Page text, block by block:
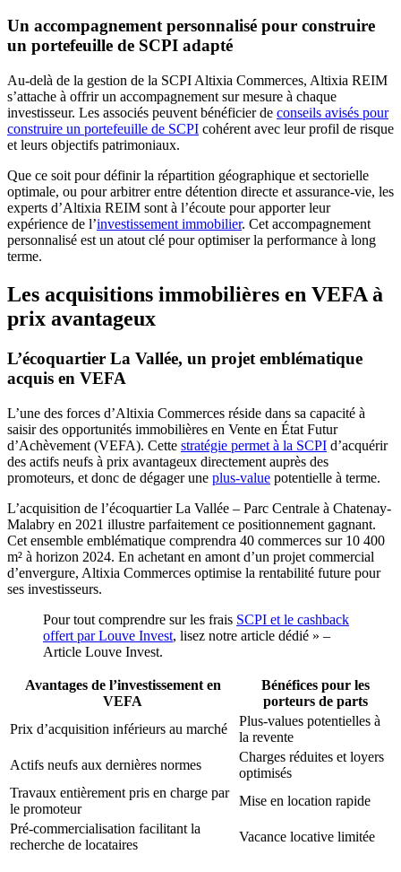
Un accompagnement personnalisé pour construire
un portefeuille de SCPI adapté
Au-delà de la gestion de la SCPI Altixia Commerces, Altixia REIM
s’attache à offrir un accompagnement sur mesure à chaque
investisseur. Les associés peuvent bénéficier de conseils avisés pour
construire un portefeuille de SCPI cohérent avec leur profil de risque
et leurs objectifs patrimoniaux.
Que ce soit pour définir la répartition géographique et sectorielle
optimale, ou pour arbitrer entre détention directe et assurance-vie, les
experts d’Altixia REIM sont à l’écoute pour apporter leur
expérience de l’investissement immobilier. Cet accompagnement
personnalisé est un atout clé pour optimiser la performance à long
terme.
Les acquisitions immobilières en VEFA à
prix avantageux
L’écoquartier La Vallée, un projet emblématique
acquis en VEFA
L’une des forces d’Altixia Commerces réside dans sa capacité à
saisir des opportunités immobilières en Vente en État Futur
d’Achèvement (VEFA). Cette stratégie permet à la SCPI d’acquérir
des actifs neufs à prix avantageux directement auprès des
promoteurs, et donc de dégager une plus-value potentielle à terme.
L’acquisition de l’écoquartier La Vallée – Parc Centrale à Chatenay-
Malabry en 2021 illustre parfaitement ce positionnement gagnant.
Cet ensemble emblématique comprendra 40 commerces sur 10 400
m² à horizon 2024. En achetant en amont d’un projet commercial
d’envergure, Altixia Commerces optimise la rentabilité future pour
ses investisseurs.
Pour tout comprendre sur les frais SCPI et le cashback
offert par Louve Invest, lisez notre article dédié » –
Article Louve Invest.
Avantages de l’investissement en
VEFA
Bénéfices pour les
porteurs de parts
Prix d’acquisition inférieurs au marché
Plus-values potentielles à
la revente
Actifs neufs aux dernières normes
Charges réduites et loyers
optimisés
Travaux entièrement pris en charge par
le promoteur
Mise en location rapide
Pré-commercialisation facilitant la
recherche de locataires
Vacance locative limitée